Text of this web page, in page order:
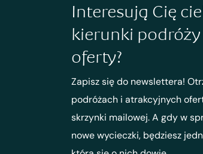
Interesują Cię
kierunki
oferty?
Zapisz się do newslettera!
podróżach i atrakcyjnych
skrzynki mailowej. A gdy w
nowe wycieczki, będziesz